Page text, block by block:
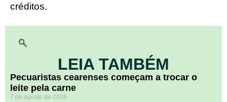
créditos.
LEIA TAMBÉM
Pecuaristas cearenses começam a trocar o
leite pela carne
7 de agosto de 2026